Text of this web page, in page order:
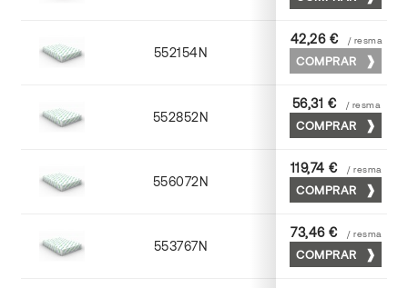
552154N 52 x 70
42,26 € / resma
COMPRAR
552852N 52 x 70
56,31 € / resma
COMPRAR
556072N 70 x 100
119,74 € / resma
COMPRAR
553767N 65 x 90
73,46 € / resma
COMPRAR